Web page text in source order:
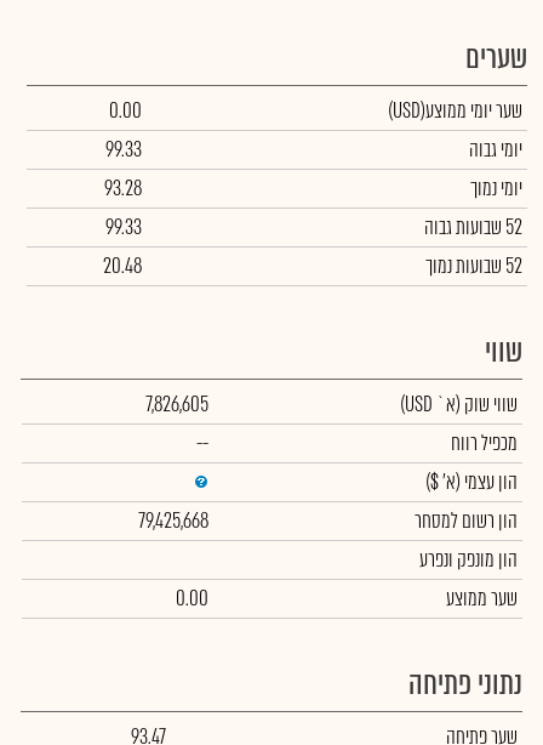
שערים
שער יומי ממוצע(USD)
0.00
יומי גבוה
99.33
יומי נמוך
93.28
52 שבועות גבוה
99.33
52 שבועות נמוך
20.48
שווי
שווי שוק (א` USD)
7,826,605
מכפיל רווח
--
הון עצמי (א' $)
הון רשום למסחר
79,425,668
הון מונפק ונפרע
שער ממוצע
0.00
נתוני פתיחה
שער פתיחה 93.47